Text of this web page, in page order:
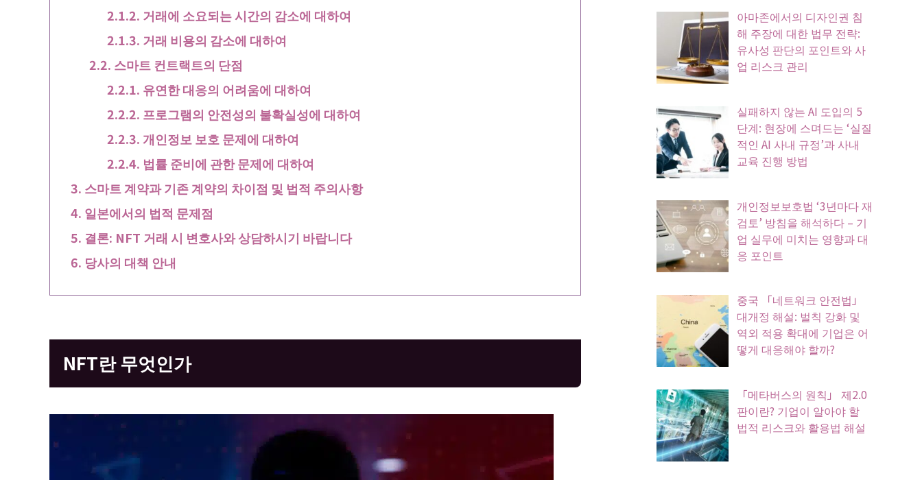
거래에 소요되는 시간의 감소에 대하여
거래 비용의 감소에 대하여
스마트 컨트랙트의 단점
유연한 대응의 어려움에 대하여
프로그램의 안전성의 불확실성에 대하여
개인정보 보호 문제에 대하여
법률 준비에 관한 문제에 대하여
스마트 계약과 기존 계약의 차이점 및 법적 주의사항
일본에서의 법적 문제점
결론: NFT 거래 시 변호사와 상담하시기 바랍니다
당사의 대책 안내
NFT란 무엇인가
아마존에서의 디자인권 침
해 주장에 대한 법무 전략:
유사성 판단의 포인트와 사
업 리스크 관리
실패하지 않는 AI 도입의 5
단계: 현장에 스며드는 ‘실질
적인 AI 사내 규정’과 사내
교육 진행 방법
개인정보보호법 ‘3년마다 재
검토’ 방침을 해석하다 – 기
업 실무에 미치는 영향과 대
응 포인트
중국 「네트워크 안전법」
대개정 해설: 벌칙 강화 및
역외 적용 확대에 기업은 어
떻게 대응해야 할까?
「메타버스의 원칙」 제2.0
판이란? 기업이 알아야 할
법적 리스크와 활용법 해설